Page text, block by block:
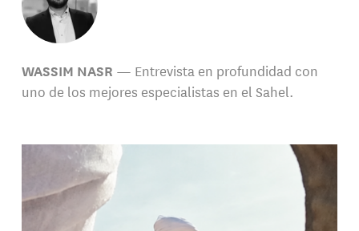
WASSIM NASR — Entrevista en profundidad con
uno de los mejores especialistas en el Sahel.